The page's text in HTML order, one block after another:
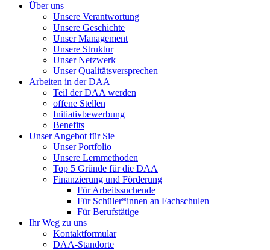
Über uns
Unsere Verantwortung
Unsere Geschichte
Unser Management
Unsere Struktur
Unser Netzwerk
Unser Qualitätsversprechen
Arbeiten in der DAA
Teil der DAA werden
offene Stellen
Initiativbewerbung
Benefits
Unser Angebot für Sie
Unser Portfolio
Unsere Lernmethoden
Top 5 Gründe für die DAA
Finanzierung und Förderung
Für Arbeitssuchende
Für Schüler*innen an Fachschulen
Für Berufstätige
Ihr Weg zu uns
Kontaktformular
DAA-Standorte